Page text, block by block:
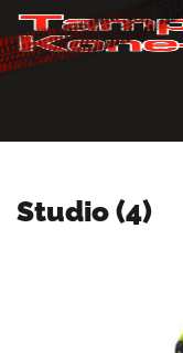
Studio (4)